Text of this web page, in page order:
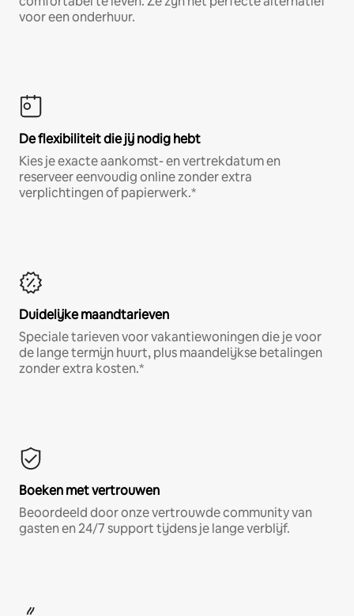
voor een onderhuur.
De flexibiliteit die jij nodig hebt
Kies je exacte aankomst- en vertrekdatum en
reserveer eenvoudig online zonder extra
verplichtingen of papierwerk.*
Duidelijke maandtarieven
Speciale tarieven voor vakantiewoningen die je voor
de lange termijn huurt, plus maandelijkse betalingen
zonder extra kosten.*
Boeken met vertrouwen
Beoordeeld door onze vertrouwde community van
gasten en 24/7 support tijdens je lange verblijf.